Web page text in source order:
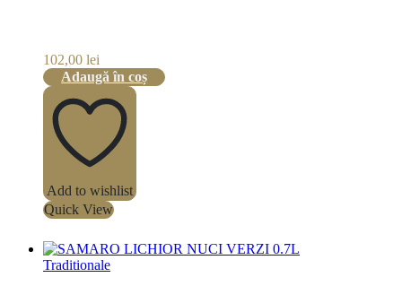
102,00 lei
Adaugă în coș
Add to wishlist
Quick View
Traditionale